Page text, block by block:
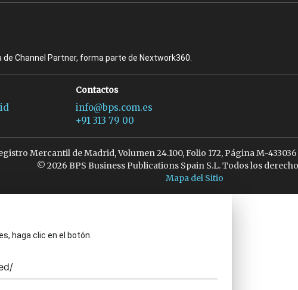
Channel Partner, forma parte de Nextwork360.
Contactos
info@bps.com.es
+91 313 79 00
Mercantil de Madrid, Volumen 24.100, Folio 172, Página M-
© 2026 BPS Business Publications Spain S.L. Todos los
Mapa del Sitio
haga clic en el botón.